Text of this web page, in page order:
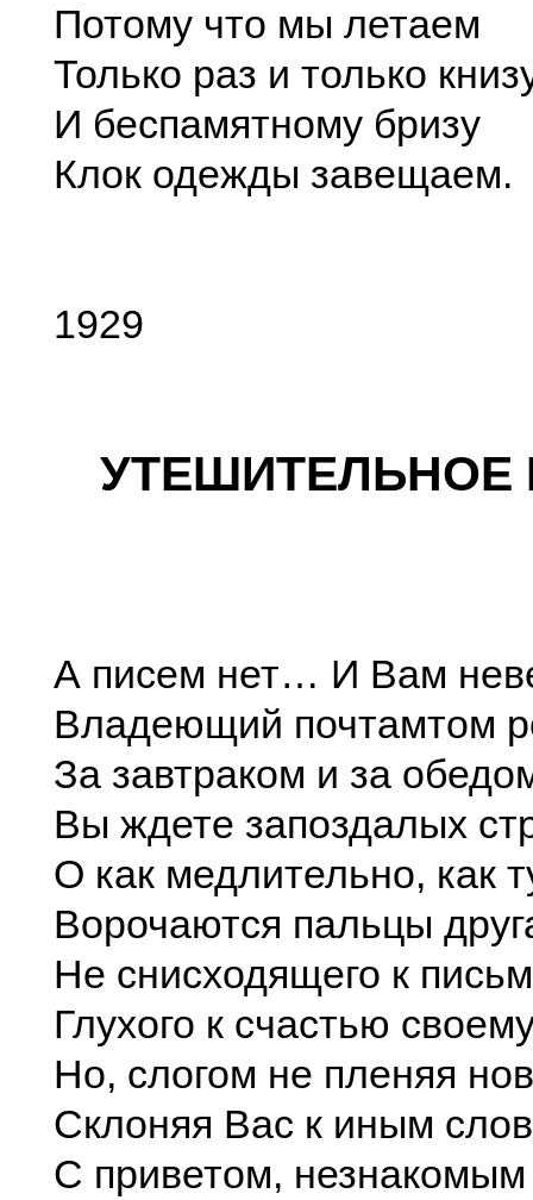
Потому что мы летаем
Только раз и только
И беспамятному бризу
Клок одежды завещаем.
1929
УТЕШИТЕЛЬНОЕ
А писем нет… И Вам
Владеющий почтамтом
За завтраком и за
Вы ждете запоздалых
О как медлительно, как
Ворочаются пальцы
Не снисходящего к
Глухого к счастью
Но, слогом не пленяя
Склоняя Вас к иным
С приветом,